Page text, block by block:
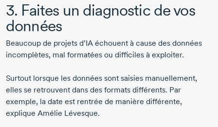
3. Faites un diagnostic de vos
données
Beaucoup de projets d’IA échouent à cause des données
incomplètes, mal formatées ou difficiles à exploiter.
Surtout lorsque les données sont saisies manuellement,
elles se retrouvent dans des formats différents. Par
exemple, la date est rentrée de manière différente,
explique Amélie Lévesque.